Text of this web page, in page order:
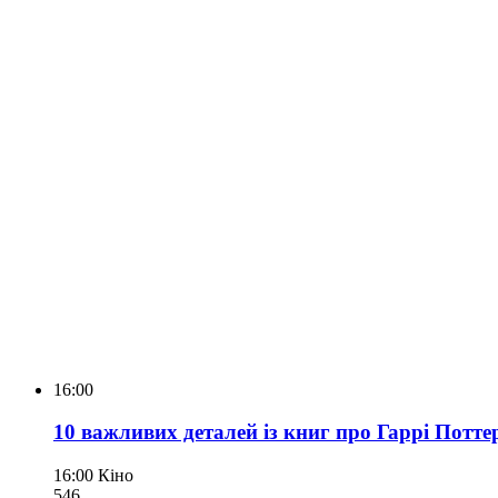
16:00
10 важливих деталей із книг про Гаррі
16:00 Кіно